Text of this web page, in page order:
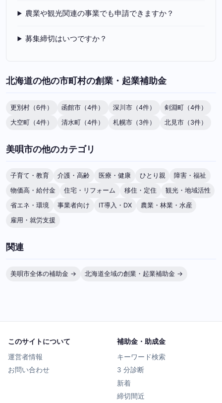
農業や観光関連の事業でも申請できますか？
募集締切はいつですか？
北海道の他の市町村の創業・起業補助金
更別村（6件） 函館市（4件） 深川市（4件）
剣淵町（4件）
大空町（4件）
清水町（4件） 札幌市（3件） 北見市（3件）
美唄市の他のカテゴリ
子育て・教育 介護・高齢 医療・健康 ひとり親
障害・福祉
物価高・給付金
住宅・リフォーム 移住・定住
観光・地域活性
省エネ・環境
事業者向け IT導入・DX
農業・林業・水産
雇用・就労支援
関連
美唄市全体の補助金 → 北海道全域の創業・起業補助金 →
このサイトについて
運営者情報
お問い合わせ
補助金・助成金
キーワード検索
3 分診断
新着
締切間近